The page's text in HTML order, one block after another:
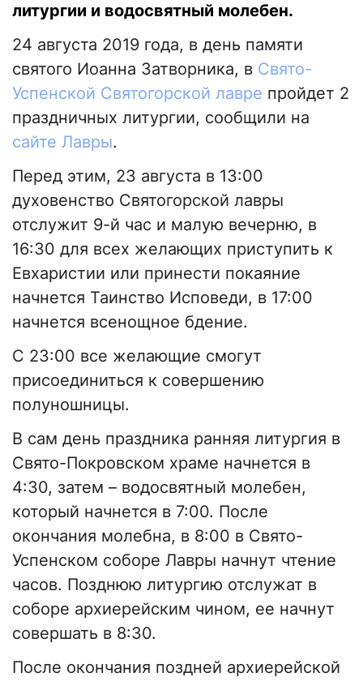
литургии и водосвятный молебен.
24 августа 2019 года, в день памяти
святого Иоанна Затворника, в Свято-
Успенской Святогорской лавре пройдет 2
праздничных литургии, сообщили на
сайте Лавры.
Перед этим, 23 августа в 13:00
духовенство Святогорской лавры
отслужит 9-й час и малую вечерню, в
16:30 для всех желающих приступить к
Евхаристии или принести покаяние
начнется Таинство Исповеди, в 17:00
начнется всенощное бдение.
С 23:00 все желающие смогут
присоединиться к совершению
полуношницы.
В сам день праздника ранняя литургия в
Свято-Покровском храме начнется в
4:30, затем – водосвятный молебен,
который начнется в 7:00. После
окончания молебна, в 8:00 в Свято-
Успенском соборе Лавры начнут чтение
часов. Позднюю литургию отслужат в
соборе архиерейским чином, ее начнут
совершать в 8:30.
После окончания поздней архиерейской